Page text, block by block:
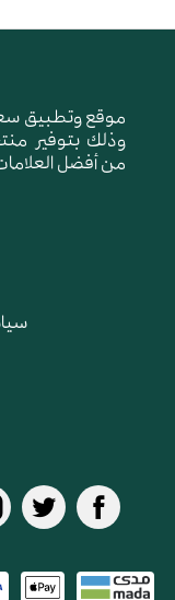
موقع وتطبيق
وذلك بتوفير
من أفضل العلامات